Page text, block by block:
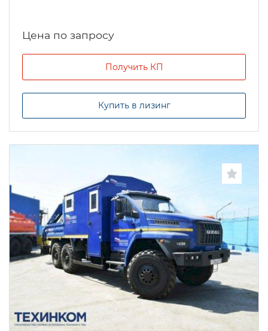
Цена по запросу
Получить КП
Купить в лизинг